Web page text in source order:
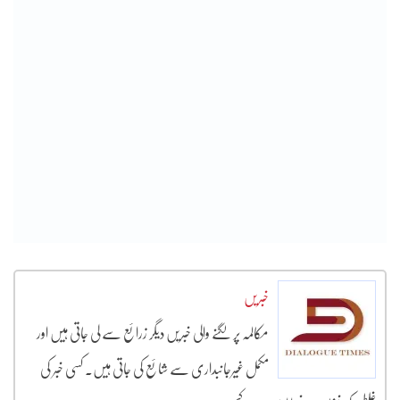
خبریں
مکالمہ پر لگنے والی خبریں دیگر زرائع سے لی جاتی ہیں اور
مکمل غیرجانبداری سے شائع کی جاتی ہیں۔ کسی خبر کی